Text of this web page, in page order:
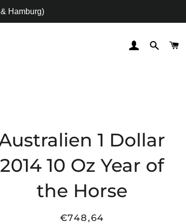
Hamburg)
EINLOGGEN
SUCHE
1 Dollar
2014 10 Oz Year of
the Horse
Normaler
Sonderpreis
€748,64